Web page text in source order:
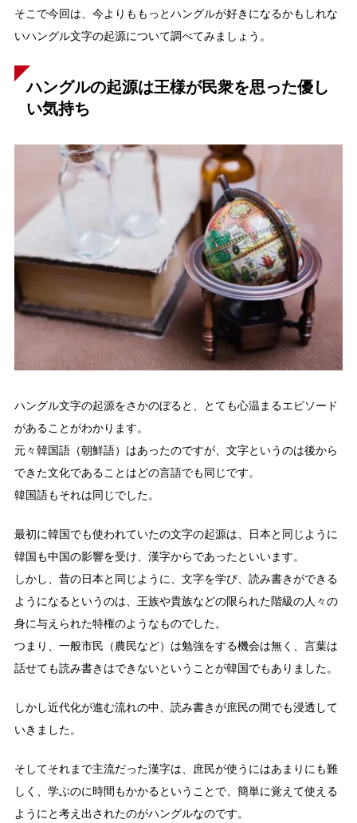
そこで今回は、今よりももっとハングルが好きになるかもしれな
いハングル文字の起源について調べてみましょう。
ハングルの起源は王様が民衆を思った優し
い気持ち
ハングル文字の起源をさかのぼると、とても心温まるエピソード
があることがわかります。
元々韓国語（朝鮮語）はあったのですが、文字というのは後から
できた文化であることはどの言語でも同じです。
韓国語もそれは同じでした。
最初に韓国でも使われていたの文字の起源は、日本と同じように
韓国も中国の影響を受け、漢字からであったといいます。
しかし、昔の日本と同じように、文字を学び、読み書きができる
ようになるというのは、王族や貴族などの限られた階級の人々の
身に与えられた特権のようなものでした。
つまり、一般市民（農民など）は勉強をする機会は無く、言葉は
話せても読み書きはできないということが韓国でもありました。
しかし近代化が進む流れの中、読み書きが庶民の間でも浸透して
いきました。
そしてそれまで主流だった漢字は、庶民が使うにはあまりにも難
しく、学ぶのに時間もかかるということで、簡単に覚えて使える
ようにと考え出されたのがハングルなのです。